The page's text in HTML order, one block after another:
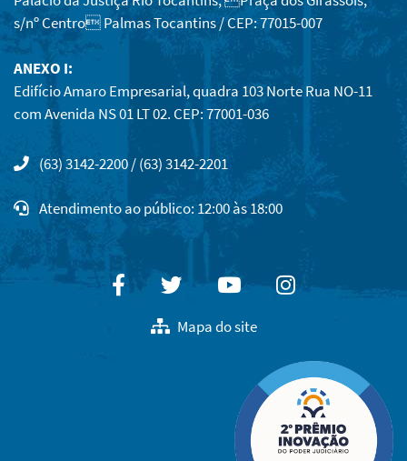
s/nº Centro Palmas Tocantins / CEP: 77015-007
ANEXO I:
Edifício Amaro Empresarial, quadra 103 Norte Rua NO-11
com Avenida NS 01 LT 02. CEP: 77001-036
(63) 3142-2200 / (63) 3142-2201
Atendimento ao público: 12:00 às 18:00
FacebookTwitterYoutubeInstagram
Mapa do site